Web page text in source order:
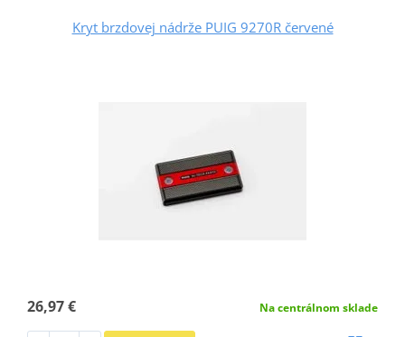
Kryt brzdovej nádrže PUIG 9270R červené
26,97 € Na centrálnom sklade